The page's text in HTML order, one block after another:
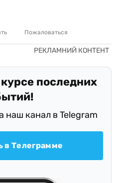
Пожаловаться
последних
наш канал в Telegram
в Телеграмме